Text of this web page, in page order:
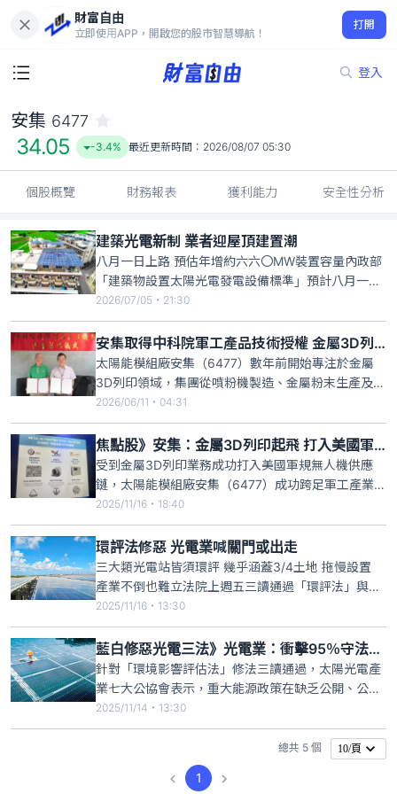
財富自由
立即使用APP，開啟您的股市智慧導航！
打開
登入
34.05
-3.4%
安集 6477
34.05 -3.4% 最近更新時間： 2026/08/07 05:30
個股概覽 財務報表 獲利能力 安全性分析
建築光電新制 業者迎屋頂建置潮
八月一日上路 預估年增約六六〇MW裝置容量內政部
「建築物設置太陽光電發電設備標準」預計八月一日
上路，預估每年將新增約六六〇MW裝置容量，有望
帶動新一波光電建置潮，中美晶、聯合再生、茂迪、
元晶、安集、聚恆等太陽能業者均摩拳擦掌準備搶
進。太陽光電產業永續發展協會認為，此舉可化解半
導體與AI綠電剛性需求，
2026/07/05・21:30
安集取得中科院軍工產品技術授權 金屬3D列印切入軍工市場
太陽能模組廠安集（6477）數年前開始專注於金屬
3D列印領域，集團從噴粉機製造、金屬粉末生產及開
發到產品列印，均可完成擁有產業一條龍優勢，且成
功建立非紅供應鏈；今日安集宣布取得中科院外骨骼
的專利技術授權，期待以「研發引領、生產落地」的
模式，期帶領安集進入軍工成長賽道，開啟另一波營
運高峰。
2026/06/11・04:31
焦點股》安集：金屬3D列印起飛 打入美國軍規無人機供應鏈
受到金屬3D列印業務成功打入美國軍規無人機供應
鏈，太陽能模組廠安集（6477）成功跨足軍工產業。
安集上週五在法說會中指出，受到今年地緣政治因素
影響，金屬3D列印的接單較去年暴增5倍，遠高於原
預估的3倍，預計明年可再成長5成、約佔營收10%。
安集今日早盤股價開高，一度來到37.15元、漲幅逾
5%，截至
2025/11/16・18:40
環評法修惡 光電業喊關門或出走
三大類光電站皆須環評 幾乎涵蓋3/4土地 拖慢設置
產業不倒也難立法院上週五三讀通過「環評法」與相
關法規，不僅太陽光電產業七大公協會沉痛喊出「台
灣能源轉型大挫敗」，更有業者私下表示，這等於逼
光電業者只有兩條路可選，不是出走、就是關門，產
業淪為政治鬥爭下的犧牲品，如同「棄嬰」。
2025/11/16・13:30
藍白修惡光電三法》光電業：衝擊95％守法業者 金融業：光電授信先喊停
針對「環境影響評估法」修法三讀通過，太陽光電產
業七大公協會表示，重大能源政策在缺乏公開、公正
與充分討論的情況下迅速通過，令人深感遺憾。這項
制度變動將全面波及九十五％守法業者，使台灣綠電
新增量大幅放緩，RE100企業勢必面臨綠電稀缺與成
本墊高的壓力，進而衝擊半導體、AI與出口產業的國
際競爭力，也動搖外
2025/11/14・13:30
總共 5 個 10/頁
1